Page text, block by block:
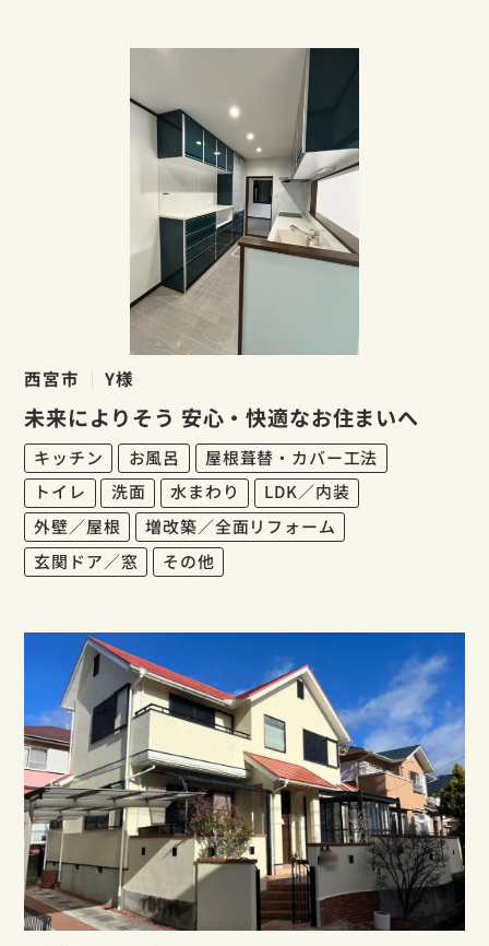
西宮市 Y様
未来によりそう 安心・快適なお住まいへ
キッチン お風呂
屋根葺替・カバー工法
トイレ
洗面 水まわり
LDK／内装
外壁／屋根
増改築／全面リフォーム
玄関ドア／窓
その他